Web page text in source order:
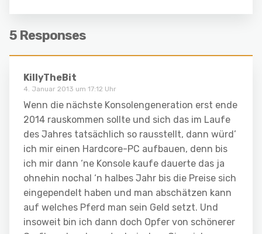
5 Responses
KillyTheBit
4. Januar 2013 um 17:12 Uhr
Wenn die nächste Konsolengeneration erst ende
2014 rauskommen sollte und sich das im Laufe
des Jahres tatsächlich so rausstellt, dann würd’
ich mir einen Hardcore-PC aufbauen, denn bis
ich mir dann ‘ne Konsole kaufe dauerte das ja
ohnehin nochal ‘n halbes Jahr bis die Preise sich
eingependelt haben und man abschätzen kann
auf welches Pferd man sein Geld setzt. Und
insoweit bin ich dann doch Opfer von schönerer